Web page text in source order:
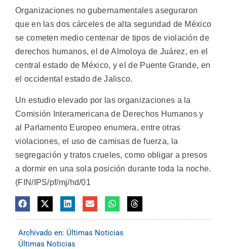
Organizaciones no gubernamentales aseguraron
que en las dos cárceles de alta seguridad de México
se cometen medio centenar de tipos de violación de
derechos humanos, el de Almoloya de Juárez, en el
central estado de México, y el de Puente Grande, en
el occidental estado de Jalisco.
Un estudio elevado por las organizaciones a la
Comisión Interamericana de Derechos Humanos y
al Parlamento Europeo enumera, entre otras
violaciones, el uso de camisas de fuerza, la
segregación y tratos crueles, como obligar a presos
a dormir en una sola posición durante toda la noche.
(FIN/IPS/pf/mj/hd/01
Archivado en: Últimas Noticias
Últimas Noticias